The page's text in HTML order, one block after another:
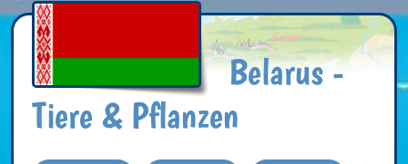
Belarus -
Tiere & Pflanzen